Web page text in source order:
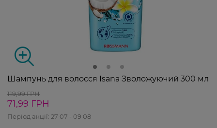
Шампунь для волосся Isana Зволожуючий 300 мл
119,99 ГРН
71,99 ГРН
Період акції: 27 07 - 09 08